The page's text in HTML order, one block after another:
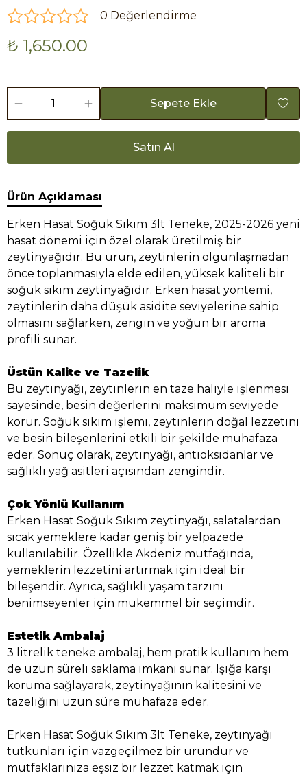
0 Değerlendirme
₺ 1,650.00
Sepete Ekle
Satın Al
Ürün Açıklaması
Erken Hasat Soğuk Sıkım 3lt Teneke, 2025-2026 yeni
hasat dönemi için özel olarak üretilmiş bir
zeytinyağıdır. Bu ürün, zeytinlerin olgunlaşmadan
önce toplanmasıyla elde edilen, yüksek kaliteli bir
soğuk sıkım zeytinyağıdır. Erken hasat yöntemi,
zeytinlerin daha düşük asidite seviyelerine sahip
olmasını sağlarken, zengin ve yoğun bir aroma
profili sunar.
Üstün Kalite ve Tazelik
Bu zeytinyağı, zeytinlerin en taze haliyle işlenmesi
sayesinde, besin değerlerini maksimum seviyede
korur. Soğuk sıkım işlemi, zeytinlerin doğal lezzetini
ve besin bileşenlerini etkili bir şekilde muhafaza
eder. Sonuç olarak, zeytinyağı, antioksidanlar ve
sağlıklı yağ asitleri açısından zengindir.
Çok Yönlü Kullanım
Erken Hasat Soğuk Sıkım zeytinyağı, salatalardan
sıcak yemeklere kadar geniş bir yelpazede
kullanılabilir. Özellikle Akdeniz mutfağında,
yemeklerin lezzetini artırmak için ideal bir
bileşendir. Ayrıca, sağlıklı yaşam tarzını
benimseyenler için mükemmel bir seçimdir.
Estetik Ambalaj
3 litrelik teneke ambalaj, hem pratik kullanım hem
de uzun süreli saklama imkanı sunar. Işığa karşı
koruma sağlayarak, zeytinyağının kalitesini ve
tazeliğini uzun süre muhafaza eder.
Erken Hasat Soğuk Sıkım 3lt Teneke, zeytinyağı
tutkunları için vazgeçilmez bir üründür ve
mutfaklarınıza eşsiz bir lezzet katmak için